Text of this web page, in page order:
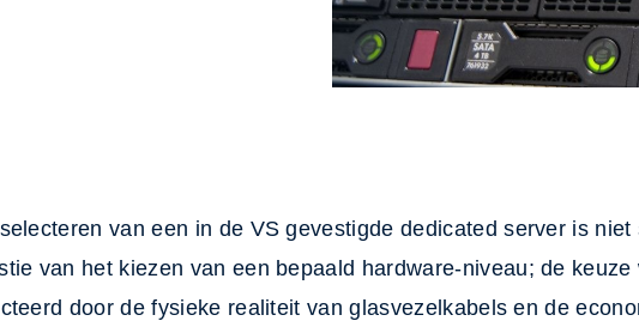
van een in de VS gevestigde dedicated server is niet
van het kiezen van een bepaald hardware-niveau; de keuze
door de fysieke realiteit van glasvezelkabels en de